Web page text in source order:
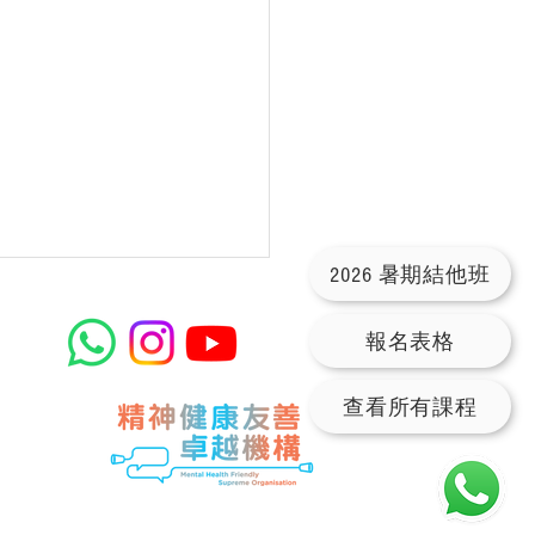
Moment - 小伙子 結
2026 暑期結他班
查看所有課程
報名表格